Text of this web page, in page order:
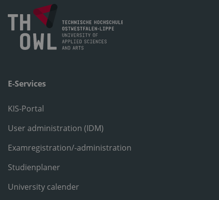
E-Services
KIS-Portal
User administration (IDM)
Examregistration/-administration
Studienplaner
University calender